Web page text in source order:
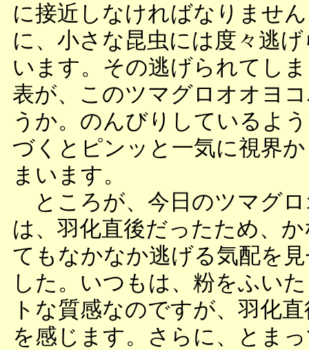
に接近しなければなりませ
に、小さな昆虫には度々逃
います。その逃げられてし
表が、このツマグロオオヨ
うか。のんびりしているよ
づくとピンッと一気に視界
まいます。
ところが、今日のツマグ
は、羽化直後だったため、
てもなかなか逃げる気配を
した。いつもは、粉をふい
トな質感なのですが、羽化
を感じます。さらに、とま